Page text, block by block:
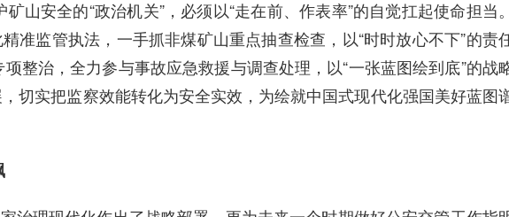
山安全的“政治机关”，必须以“走在前、作表率”的自觉扛起使命担当
准监管执法，一手抓非煤矿山重点抽查检查，以“时时放心不下”的责
整治，全力参与事故应急救援与调查处理，以“一张蓝图绘到底”的战
切实把监察效能转化为安全实效，为绘就中国式现代化强国美好蓝图